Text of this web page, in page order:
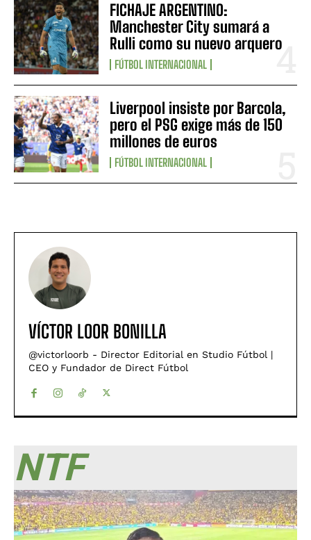
FICHAJE ARGENTINO:
Manchester City sumará a
Rulli como su nuevo arquero
FÚTBOL INTERNACIONAL
Liverpool insiste por Barcola,
pero el PSG exige más de 150
millones de euros
FÚTBOL INTERNACIONAL
VÍCTOR LOOR BONILLA
@victorloorb - Director Editorial en Studio Fútbol |
CEO y Fundador de Direct Fútbol
NTF